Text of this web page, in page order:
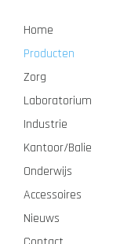
Home
Producten
Zorg
Laboratorium
Industrie
Kantoor/Balie
Onderwijs
Accessoires
Nieuws